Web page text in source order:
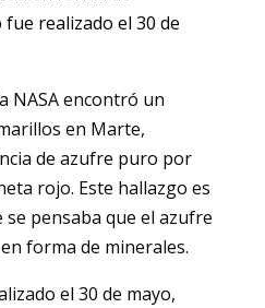
realizado el 30 de
NASA encontró un
en Marte,
de azufre puro por
rojo. Este hallazgo es
pensaba que el azufre
forma de minerales.
el 30 de mayo,